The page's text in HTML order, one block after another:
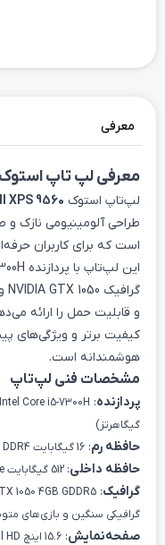
معرفی
معرفی لپ تاپ استوک Dell XPS 9560
لپ‌تاپ استوک XPS 9560
است که برای کاربران
و قابلیت حمل را ارائه
کیفیت برتر و ویژگی‌های
هوشمندانه است.
مشخصات فنی لپ‌تاپ
پردازنده:
گیگاهرتز)
حافظه رم: 16 گیگابایت DDR4 (قابل ارتقا تا 32 گیگابایت)
حافظه داخلی:
گرافیک:
گرافیکی سنگین و بازی‌های
صفحه‌نمایش: